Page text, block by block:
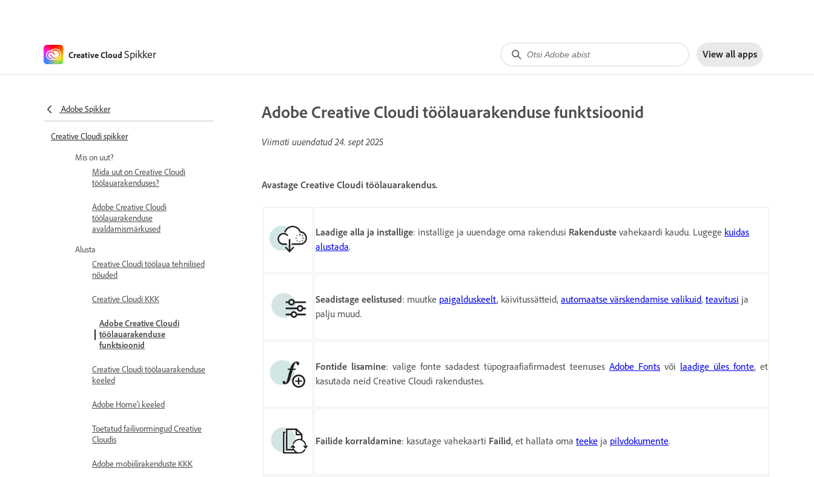
Creative Cloud Spikker View all apps
Adobe Spikker
Creative Cloudi spikker
Mis on uut?
Mida uut on Creative Cloudi
töölauarakenduses?
Adobe Creative Cloudi
töölauarakenduse
avaldamismärkused
Alusta
Creative Cloudi töölaua tehnilised
nõuded
Creative Cloudi KKK
Adobe Creative Cloudi
töölauarakenduse
funktsioonid
Creative Cloudi töölauarakenduse
keeled
Adobe Home'i keeled
Toetatud failivormingud Creative
Cloudis
Adobe mobiilirakenduste KKK
Adobe Creative Cloudi töölauarakenduse funktsioonid
Viimati uuendatud24. sept 2025
Avastage Creative Cloudi töölauarakendus.
Laadige alla ja installige: installige ja uuendage oma rakendusi Rakenduste vahekaardi kaudu. Lugege kuidas
alustada.
Seadistage eelistused: muutke paigalduskeelt, käivitussätteid, automaatse värskendamise valikuid, teavitusi ja
palju muud.
Fontide lisamine: valige fonte sadadest tüpograafiafirmadest teenuses Adobe Fonts või laadige üles fonte, et
kasutada neid Creative Cloudi rakendustes.
Failide korraldamine: kasutage vahekaarti Failid, et hallata oma teeke ja pilvdokumente.